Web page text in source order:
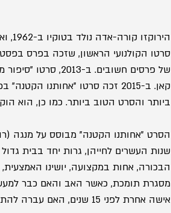
סרטו הקולנועי הראשון, שזכה בפרס
של פרסים
קאן. ב-2015 זכה סרטו "אחותנו
ביותר והסרט הטוב ביותר. כמו כן, הוא
הסרט "אחותנו הקטנה" מבוסס על מנגה
שנות העשרים לחייהן, גרות יחד בבית
הבכורה, אחות במקצועה, יושינו
מסגרת תומכת, כאשר האב והאם כבר
אישה אחרת לפני 15 שנים, האם עברה להתגורר בהוקאידו מיד אחרי עזיבת האב, וסבתן שטיפלה בהן נפטרה.